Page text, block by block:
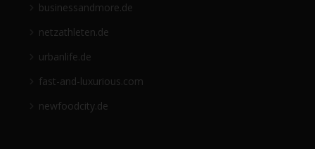
businessandmore.de
netzathleten.de
urbanlife.de
fast-and-luxurious.com
newfoodcity.de